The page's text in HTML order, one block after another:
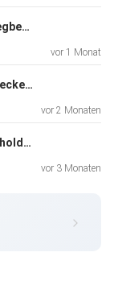
Brötchenservice mit Sebastian Siegbert - VanSite
vor 1 Monat
Brötchenservice mit Michael Windecker - DEKA Kleben & Dichten GmbH
vor 2 Monaten
Brötchenservice mit Mathias Kaufhold - Dometic
vor 3 Monaten